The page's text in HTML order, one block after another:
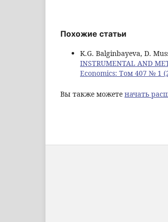
Похожие статьи
K.G. Balginbayeva, D.
INSTRUMENTAL AND
Economics: Том 407 № 1
Вы также можете начать